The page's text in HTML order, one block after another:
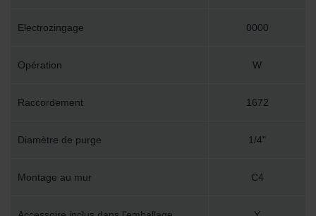
Electrozingage 0000
Opération W
Raccordement 1672
Diamètre de purge 1/4"
Montage au mur C4